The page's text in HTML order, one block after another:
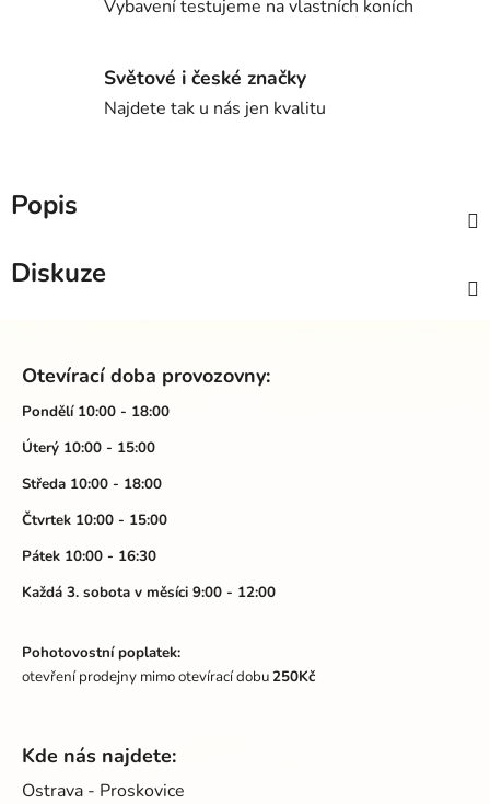
Vybavení testujeme na vlastních koních
Světové i české značky
Najdete tak u nás jen kvalitu
Popis
Diskuze
Otevírací doba provozovny:
Pondělí 10:00 - 18:00
Úterý 10:00 - 15:00
Středa 10:00 - 18:00
Čtvrtek 10:00 - 15:00
Pátek 10:00 - 16:30
Každá 3. sobota v měsíci 9:00 - 12:00
Pohotovostní poplatek:
otevření prodejny mimo otevírací dobu250Kč
Kde nás najdete:
Ostrava - Proskovice